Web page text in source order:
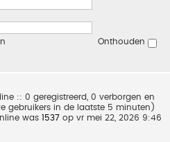
Onthouden
:: 0 geregistreerd, 0 verborgen en
gebruikers in de laatste 5 minuten)
was 1537 op vr mei 22, 2026 9:46